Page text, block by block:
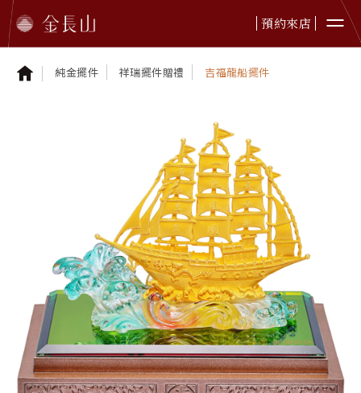
黃金贈禮
本日金價
最新資訊
關於金長山
預約來店
純金擺件 祥瑞擺件贈禮 吉福龍船擺件